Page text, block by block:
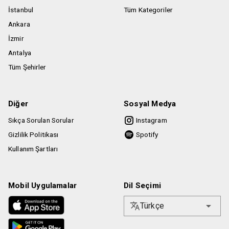
indirimli bilete tabi olduğu kabul ve tahaahüt eder. İndirimli
ibrazı zorunlu olacaktır.
Etkinlik saatine geç kalınması durumunda Biletinial
kullanıcının etkinlik mekanına alınması konusunda hiçbir
şekilde sorumlu değildir.
İstanbul
Ankara
İzmir
Antalya
Tüm Şehirler
Tüm Kategoriler
Diğer
Sıkça Sorulan Sorular
Gizlilik Politikası
Kullanım Şartları
Sosyal Medya
Instagram
Spotify
Mobil Uygulamalar Dil Seçimi
Türkçe